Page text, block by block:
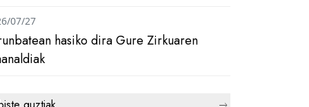
hasiko dira Gure Zirkuaren
07/27